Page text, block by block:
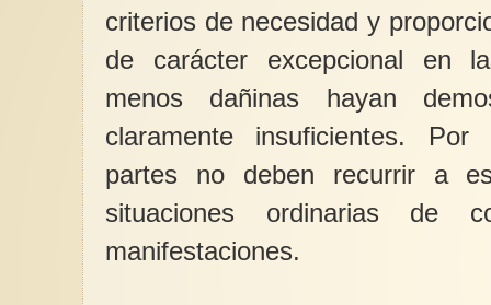
criterios de necesidad y
de carácter excepcional en
menos dañinas hayan
claramente insuficientes.
partes no deben recurrir a
situaciones ordinarias de
manifestaciones.